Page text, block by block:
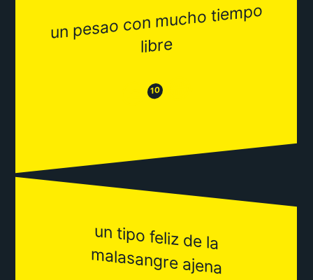
un pesao con
mucho tie
mpo
libre
😒 10 😂
un tipo feliz de la
m
alasangre ajena